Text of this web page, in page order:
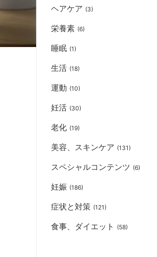
ヘアケア (3)
栄養素 (6)
睡眠 (1)
生活 (18)
運動 (10)
妊活 (30)
老化 (19)
美容、スキンケア (131)
スペシャルコンテンツ (6)
妊娠 (186)
症状と対策 (121)
食事、ダイエット (58)